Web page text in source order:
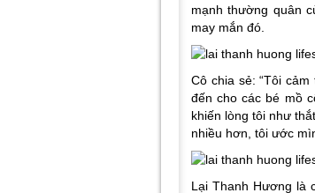
mạnh thường quân
may mắn đó.
Cô chia sẻ: “Tôi
đến cho các bé mồ
khiến lòng tôi như
nhiều hơn, tôi ước
Lại Thanh Hương là